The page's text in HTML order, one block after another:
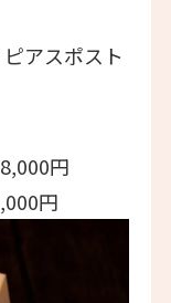
アスポスト
円
円